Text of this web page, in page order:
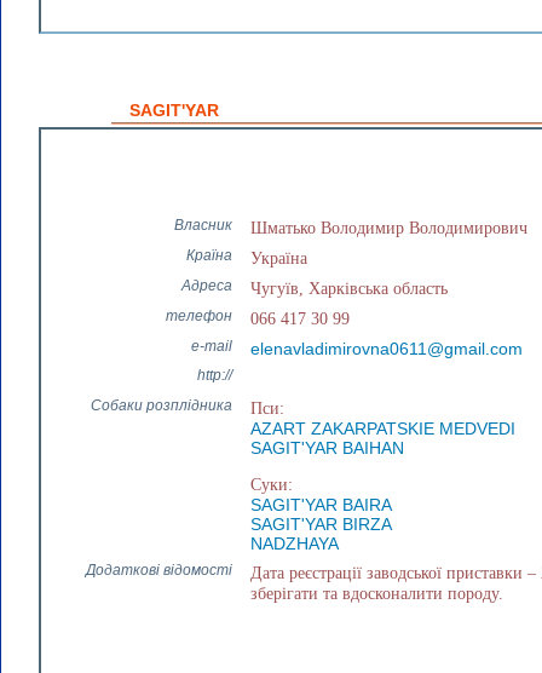
SAGIT'YAR
Власник Шматько Володимир Володимирович
Країна Україна
Адреса Чугуїв, Харківська область
телефон 066 417 30 99
e-mail elenavladimirovna0611@gmail.com
http://
Собаки розплідника
Пси:
AZART ZAKARPATSKIE MEDVEDI
SAGIT'YAR BAIHAN
Суки:
SAGIT'YAR BAIRA
SAGIT'YAR BIRZA
NADZHAYA
Додаткові відомості
Дата реєстрації заводської приставки
зберігати та вдосконалити породу.